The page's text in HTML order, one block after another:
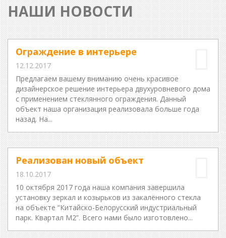
НАШИ НОВОСТИ
Ограждение в интерьере
12.12.2017
Предлагаем вашему вниманию очень красивое
дизайнерское решение интерьера двухуровневого дома
с применением стеклянного ограждения. Данный
объект наша организация реализовала больше года
назад. На...
Реализован новый объект
18.10.2017
10 октября 2017 года наша компания завершила
установку зеркал и козырьков из закалённого стекла
на объекте “Китайско-Белорусский индустриальный
парк. Квартал М2”. Всего нами было изготовлено...